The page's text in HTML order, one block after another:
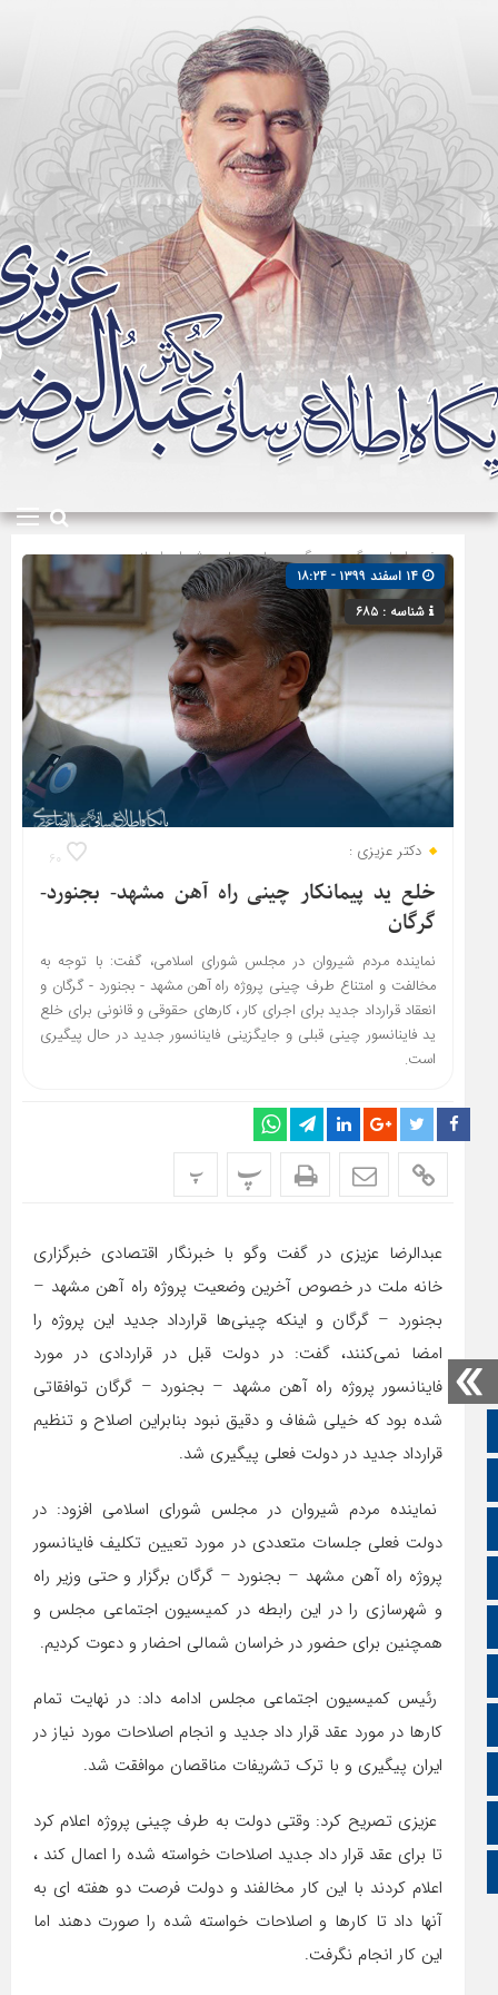
صفحه نخست
اینستاگرام
اطلاعات سایت
زبان انگلیسی
صفحه اصلی» گروه »پیگیری ها»مجلس شورای اسلامی
شناسه : ۶۸۵
۶۰ دکتر عزیزی :
خلع ید پیمانکار چینی راه آهن مشهد- بجنورد-
گرگان
نماینده مردم شیروان در مجلس شورای اسلامی، گفت: با توجه به
مخالفت و امتناع طرف چینی پروژه راه آهن مشهد - بجنورد - گرگان و
انعقاد قرارداد جدید برای اجرای کار ، کارهای حقوقی و قانونی برای خلع
ید فاینانسور چینی قبلی و جایگزینی فاینانسور جدید در حال پیگیری
است.
پ پ
عبدالرضا عزیزی در گفت وگو با خبرنگار اقتصادی خبرگزاری
خانه ملت در خصوص آخرین وضعیت پروژه راه آهن مشهد –
بجنورد – گرگان و اینکه چینی‌ها قرارداد جدید این پروژه را
امضا نمی‌کنند، گفت: در دولت قبل در قراردادی در مورد
فاینانسور پروژه راه آهن مشهد – بجنورد – گرگان توافقاتی
شده بود که خیلی شفاف و دقیق نبود بنابراین اصلاح و تنظیم
قرارداد جدید در دولت فعلی پیگیری شد.
نماینده مردم شیروان در مجلس شورای اسلامی افزود: در
دولت فعلی جلسات متعددی در مورد تعیین تکلیف فاینانسور
پروژه راه آهن مشهد – بجنورد – گرگان برگزار و حتی وزیر راه
و شهرسازی را در این رابطه در کمیسیون اجتماعی مجلس و
همچنین برای حضور در خراسان شمالی احضار و دعوت کردیم.
رئیس کمیسیون اجتماعی مجلس ادامه داد: در نهایت تمام
کارها در مورد عقد قرار داد جدید و انجام اصلاحات مورد نیاز در
ایران پیگیری و با ترک تشریفات مناقصان موافقت شد.
عزیزی تصریح کرد: وقتی دولت به طرف چینی پروژه اعلام کرد
تا برای عقد قرار داد جدید اصلاحات خواسته شده را اعمال کند ،
اعلام کردند با این کار مخالفند و دولت فرصت دو هفته ای به
آنها داد تا کارها و اصلاحات خواسته شده را صورت دهند اما
این کار انجام نگرفت.